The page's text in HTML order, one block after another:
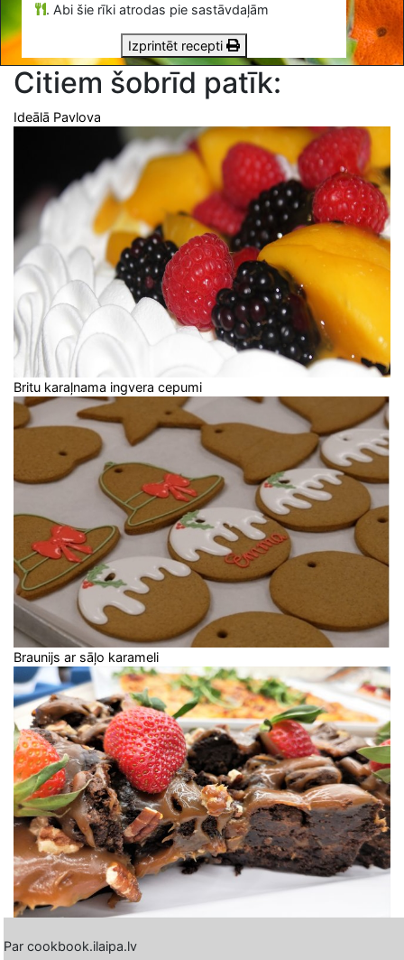
. Abi šie rīki atrodas pie sastāvdaļām
Izprintēt recepti
Citiem šobrīd patīk:
Ideālā Pavlova
Britu karaļnama ingvera cepumi
Braunijs ar sāļo karameli
Par cookbook.ilaipa.lv